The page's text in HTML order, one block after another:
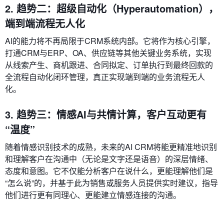
2. 趋势二：超级自动化（Hyperautomation），
端到端流程无人化
AI的能力将不再局限于CRM系统内部。它将作为核心引擎，
打通CRM与ERP、OA、供应链等其他关键业务系统，实现
从线索产生、商机跟进、合同拟定、订单执行到最终回款的
全流程自动化闭环管理，真正实现端到端的业务流程无人
化。
3. 趋势三：情感AI与共情计算，客户互动更有
“温度”
随着情感识别技术的成熟，未来的AI CRM将能更精准地识别
和理解客户在沟通中（无论是文字还是语音）的深层情绪、
态度和意图。它不仅能分析客户在说什么，更能理解他们是
“怎么说”的，并基于此为销售或服务人员提供实时建议，指导
他们进行更有同理心、更能建立情感连接的沟通。